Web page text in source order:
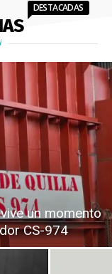
DESTACADAS
un momento
CS-974